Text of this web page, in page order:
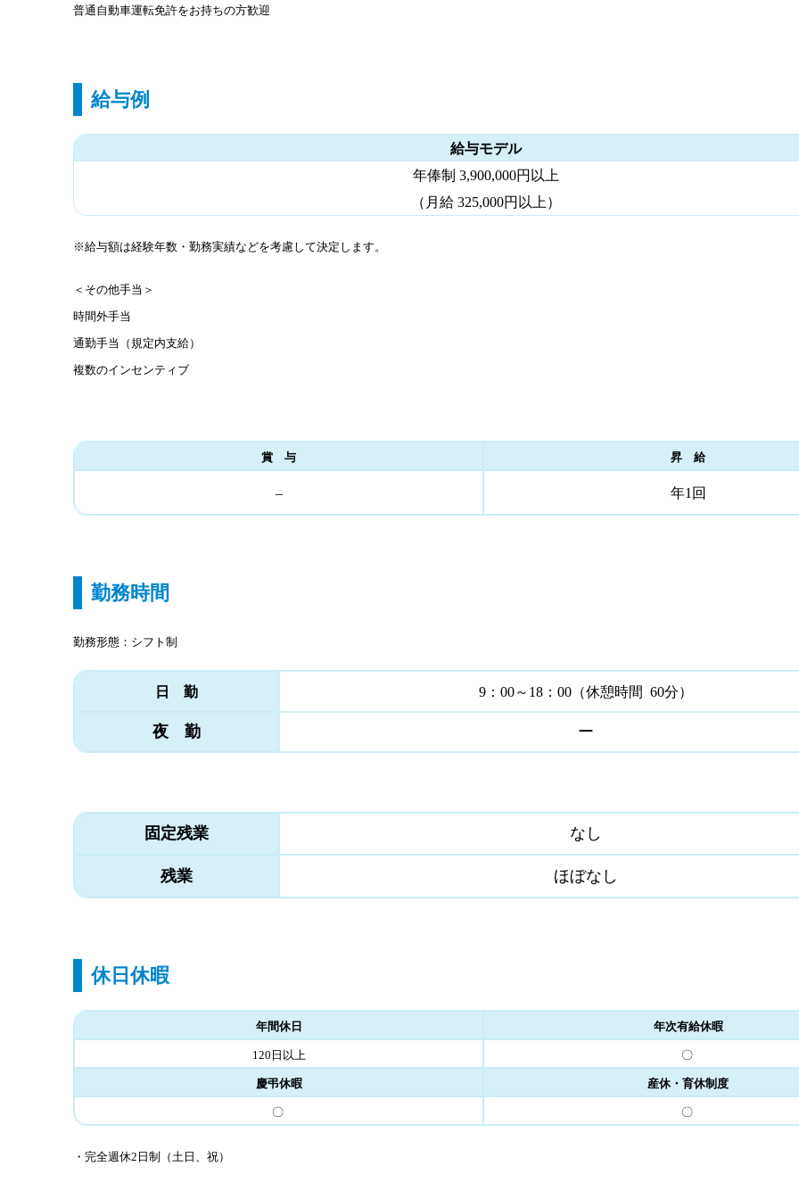
普通自動車運転免許をお持ちの方歓迎
給与例
給与モデル
年俸制 3,900,000円以上
（月給 325,000円以上）
※給与額は経験年数・勤務実績などを考慮して決定します。
＜その他手当＞
時間外手当
通勤手当（規定内支給）
複数のインセンティブ
賞 与 昇 給
– 年1回
勤務時間
勤務形態：シフト制
日 勤 9：00～18：00（休憩時間 60分）
夜 勤 ー
固定残業 なし
残業 ほぼなし
休日休暇
年間休日 年次有給休暇
120日以上 〇
慶弔休暇 産休・育休制度
〇 〇
・完全週休2日制（土日、祝）